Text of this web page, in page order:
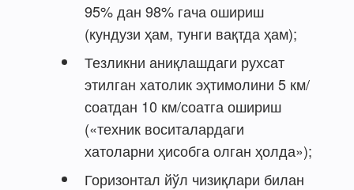
95% дан 98% гача ошириш
(кундузи ҳам, тунги вақтда ҳам);
Тезликни аниқлашдаги рухсат
этилган хатолик эҳтимолини 5 км/
соатдан 10 км/соатга ошириш
(«техник воситалардаги
хатоларни ҳисобга олган ҳолда»);
Горизонтал йўл чизиқлари билан